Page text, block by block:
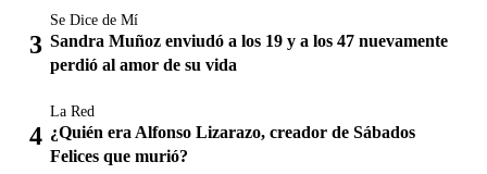
Se Dice de Mí
Sandra Muñoz enviudó a los 19 y a los 47 nuevamente
perdió al amor de su vida
La Red
¿Quién era Alfonso Lizarazo, creador de Sábados
Felices que murió?